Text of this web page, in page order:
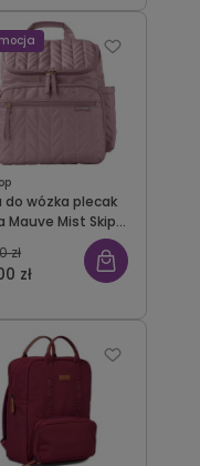
do wózka plecak
Mauve Mist Skip
zł
zł